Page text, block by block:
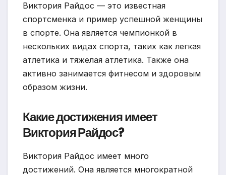
Виктория Райдос — это известная
спортсменка и пример успешной женщины
в спорте. Она является чемпионкой в
нескольких видах спорта, таких как легкая
атлетика и тяжелая атлетика. Также она
активно занимается фитнесом и здоровым
образом жизни.
Какие достижения имеет
Виктория Райдос?
Виктория Райдос имеет много
достижений. Она является многократной